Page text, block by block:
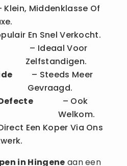
Klein, Middenklasse Of
En Snel Verkocht.
– Ideaal Voor
Zelfstandigen.
– Steeds Meer
Gevraagd.
– Ook
Welkom.
Een Koper Via Ons
in Hingene aan een